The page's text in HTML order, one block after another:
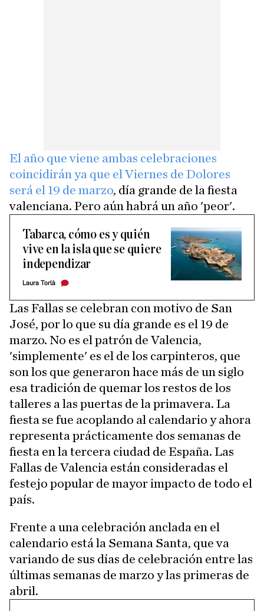
El año que viene ambas celebraciones
coincidirán ya que el Viernes de Dolores
será el 19 de marzo, día grande de la fiesta
valenciana. Pero aún habrá un año 'peor'.
Tabarca, cómo es y quién
vive en la isla que se quiere
independizar
Laura Torlà
Las Fallas se celebran con motivo de San
José, por lo que su día grande es el 19 de
marzo. No es el patrón de Valencia,
'simplemente' es el de los carpinteros, que
son los que generaron hace más de un siglo
esa tradición de quemar los restos de los
talleres a las puertas de la primavera. La
fiesta se fue acoplando al calendario y ahora
representa prácticamente dos semanas de
fiesta en la tercera ciudad de España. Las
Fallas de Valencia están consideradas el
festejo popular de mayor impacto de todo el
país.
Frente a una celebración anclada en el
calendario está la Semana Santa, que va
variando de sus días de celebración entre las
últimas semanas de marzo y las primeras de
abril.